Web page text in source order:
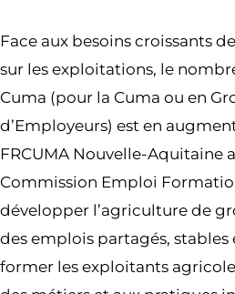
Face aux besoins croissants
sur les exploitations, le
Cuma (pour la Cuma ou en
d’Employeurs) est en
FRCUMA Nouvelle-Aquitaine
Commission Emploi
développer l’agriculture de
des emplois partagés, stables
former les exploitants